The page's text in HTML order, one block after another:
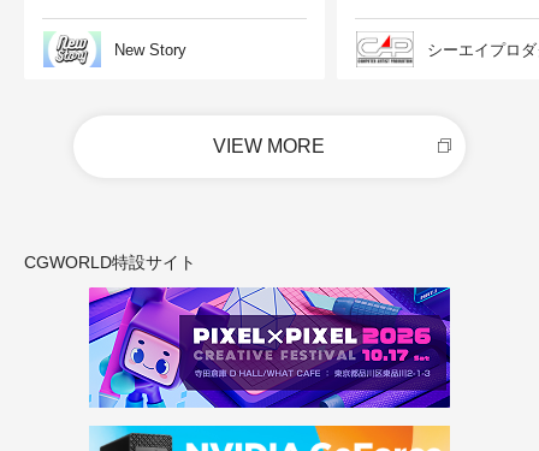
New Story シーエイプロ
VIEW MORE
CGWORLD特設サイト